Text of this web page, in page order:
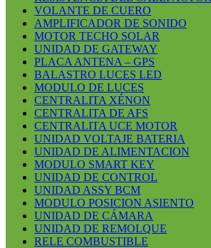
VOLANTE DE CUERO
AMPLIFICADOR DE SONIDO
MOTOR TECHO SOLAR
UNIDAD DE GATEWAY
PLACA ANTENA – GPS
BALASTRO LUCES LED
MODULO DE LUCES
CENTRALITA XÉNON
CENTRALITA DE AFS
CENTRALITA UCE MOTOR
UNIDAD VOLTAJE BATERIA
UNIDAD DE ALIMENTACION
MODULO SMART KEY
UNIDAD DE CONTROL
UNIDAD ASSY BCM
MODULO POSICION ASIENTO
UNIDAD DE CÁMARA
UNIDAD DE REMOLQUE
RELE COMBUSTIBLE